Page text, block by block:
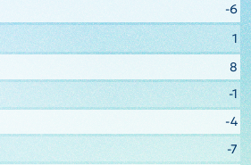
-6
1
8
-1
-4
-7